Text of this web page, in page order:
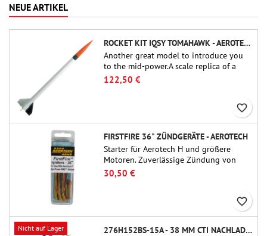
NEUE ARTIKEL
ROCKET KIT IQSY TOMAHAWK - AEROTECH
Another great model to introduce you
to the mid-power.A scale replica of a
famous sounding rocket, small in size
and peefect to move to higher-level kits.
122,50 €
favorite_border
FIRSTFIRE 36" ZÜNDGERÄTE - AEROTECH
Starter für Aerotech H und größere
Motoren. Zuverlässige Zündung von
Motoren bis zu 91 cm Länge.
30,50 €
favorite_border
Nicht auf Lager
276H152BS-15A - 38 MM CTI NACHLADEN